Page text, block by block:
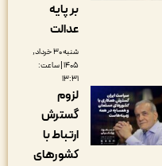
شنبه ۳۰ خرداد,
۱۴۰۵ | ساعت:
لزوم
گسترش
ارتباط با
کشورهای